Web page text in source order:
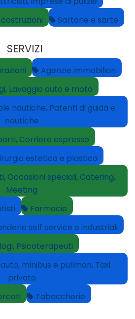
Sartorie e sarte
SERVIZI
Agenzie immobiliari
Lavaggio auto e moto
nautiche, Patenti di guida e
nautiche
Corriere espresso
estetica e plastica
Occasioni speciali, Catering,
Meeting
Farmacie
self service e industriali
Psicoterapeuti
minibus e pullman, Taxi
privato
Tabaccherie